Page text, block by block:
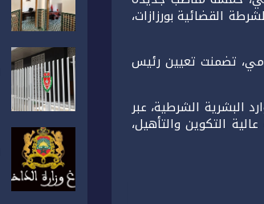
القضائية بورزازات،
تضمنت تعيين رئيس
البشرية الشرطية، عبر
التكوين والتأهيل،